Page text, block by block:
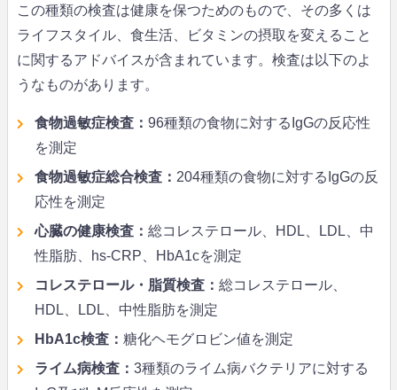
この種類の検査は健康を保つためのもので、その多くは
ライフスタイル、食生活、ビタミンの摂取を変えること
に関するアドバイスが含まれています。検査は以下のよ
うなものがあります。
食物過敏症検査： 96種類の食物に対するIgGの反応性
を測定
食物過敏症総合検査： 204種類の食物に対するIgGの反
応性を測定
心臓の健康検査： 総コレステロール、HDL、LDL、中
性脂肪、hs-CRP、HbA1cを測定
コレステロール・脂質検査： 総コレステロール、
HDL、LDL、中性脂肪を測定
HbA1c検査： 糖化ヘモグロビン値を測定
ライム病検査： 3種類のライム病バクテリアに対する